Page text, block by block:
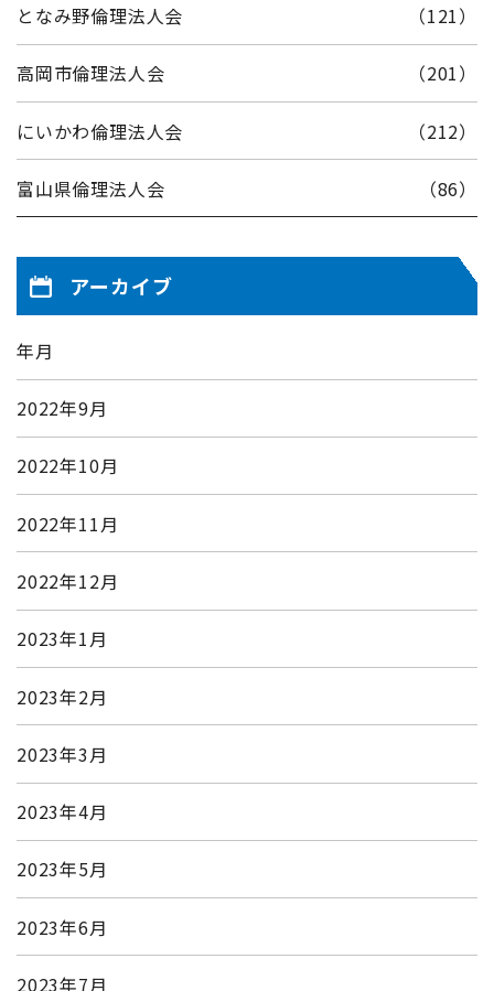
となみ野倫理法人会 （121）
高岡市倫理法人会 （201）
にいかわ倫理法人会 （212）
富山県倫理法人会 （86）
アーカイブ
年月
2022年9月
2022年10月
2022年11月
2022年12月
2023年1月
2023年2月
2023年3月
2023年4月
2023年5月
2023年6月
2023年7月